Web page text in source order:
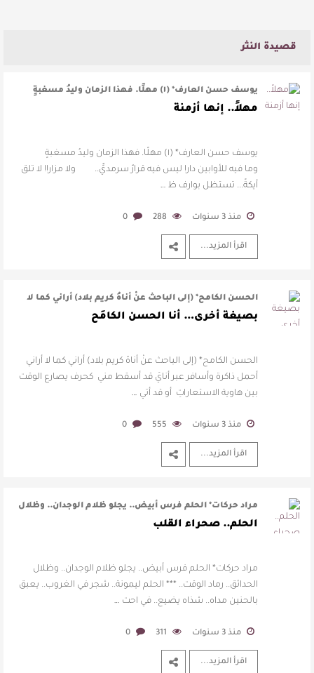
قصيدة النثر
يوسف حسن العارف* (١) مهلًا. فهذا الزمان وليدُ مسغبةٍ
وما فيه للأوابين د …
مهلاً.. إنها أزمنة
يوسف حسن العارف* (١) مهلًا. فهذا الزمان وليدُ مسغبةٍ
وما فيه للأوابين دار! ليس فيه قرارٌ سرمديٌّ.. ولا مزار!! لا تلق
أيكةً... تستظل بوارف ظ …
منذ 3 سنوات 288
0
اقرأ المزيد...
الحسن الكامح* (إلى الباحث عنْ أناهُ كريم بلاد) أراني كما لا
أراني أحمل ذاكرة وأ …
بصيغة أخرى… أنا الحسن الكامَح
الحسن الكامح* (إلى الباحث عنْ أناهُ كريم بلاد) أراني كما لا أراني
أحمل ذاكرة وأسافر عبر أنايَ قد أسقط مني كحرف يصارع الوقت
بين هاوية الاستعاراتِ أو قد أتي …
منذ 3 سنوات 555
0
اقرأ المزيد...
مراد حركات* الحلم فرس أبيض.. يجلو ظلام الوجدان.. وظلال
الحدائق.. رماد الوقت.. ** …
الحلم.. صحراء القلب
مراد حركات* الحلم فرس أبيض.. يجلو ظلام الوجدان.. وظلال
الحدائق.. رماد الوقت.. *** الحلم ليمونة.. شجر في الغروب.. يعبق
بالحنين مداه.. شذاه يضيع.. في احت …
منذ 3 سنوات 311
0
اقرأ المزيد...